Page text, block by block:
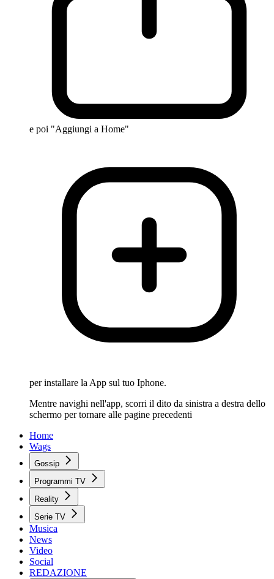
e poi "Aggiungi a Home"
per installare la App sul tuo Iphone.
Mentre navighi nell'app, scorri il dito da sinistra a destra dello
schermo per tornare alle pagine precedenti
Home
Wags
Gossip
Programmi TV
Reality
Serie TV
Musica
News
Video
Social
REDAZIONE